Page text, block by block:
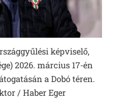
képviselő,
2026. március 17-én
a Dobó téren.
/ Haber Eger